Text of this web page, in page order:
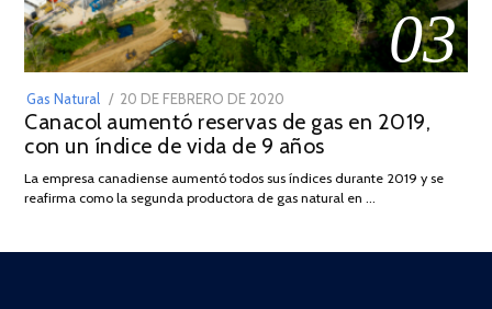
03
Gas Natural
POSTED
ON
20 DE FEBRERO DE 2020
DE
JULIO
2025
Canacol aumentó reservas de gas en 2019,
con un índice de vida de 9 años
La empresa canadiense aumentó todos sus índices durante 2019 y se
reafirma como la segunda productora de gas natural en …